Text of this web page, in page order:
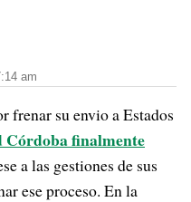
am
frenar su envio a Estados
Córdoba finalmente
a las gestiones de sus
ese proceso. En la